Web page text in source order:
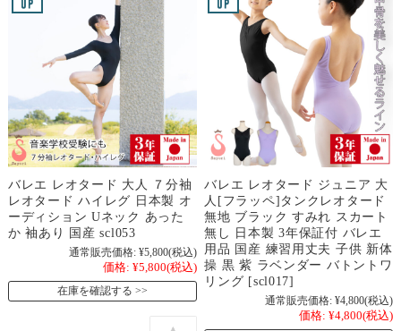
バレエ レオタード 大人 ７分袖
レオタード ハイレグ 日本製 オ
ーディション Uネック あった
か 袖あり 国産 scl053
通常販売価格: ¥5,800(税込)
価格: ¥5,800(税込)
在庫を確認する
バレエ レオタード ジュニア 大
人[フラッペ]タンクレオタード
無地 ブラック すみれ スカート
無し 日本製 3年保証付 バレエ
用品 国産 練習用丈夫 子供 新体
操 黒 紫 ラベンダー バトントワ
リング [scl017]
通常販売価格: ¥4,800(税込)
価格: ¥4,800(税込)